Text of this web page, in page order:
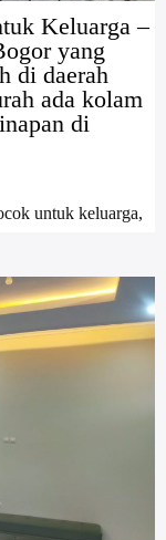
Keluarga –
yang
di daerah
ada kolam
di
untuk keluarga,